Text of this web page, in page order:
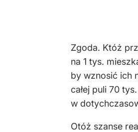
Zgoda. Któż
na 1 tys.
by wznosić ich
całej puli 70
w
Otóż szanse